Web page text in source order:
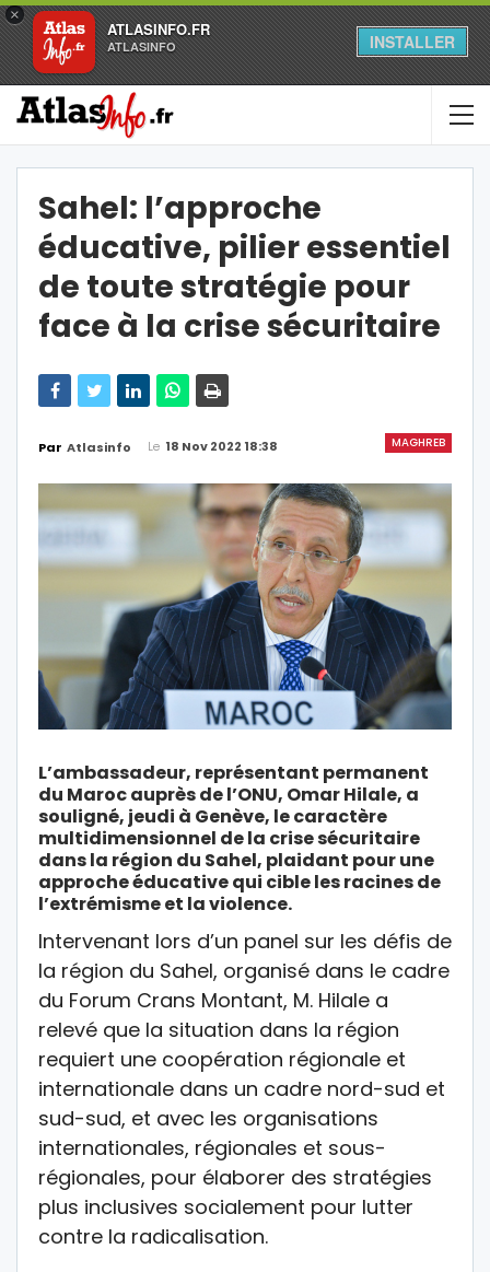
×
ATLASINFO.FR
ATLASINFO INSTALLER
Sahel: l’approche
éducative, pilier essentiel
de toute stratégie pour
face à la crise sécuritaire
MAGHREB
Par Atlasinfo Le 18 Nov 2022 18:38
L’ambassadeur, représentant permanent
du Maroc auprès de l’ONU, Omar Hilale, a
souligné, jeudi à Genève, le caractère
multidimensionnel de la crise sécuritaire
dans la région du Sahel, plaidant pour une
approche éducative qui cible les racines de
l’extrémisme et la violence.
Intervenant lors d’un panel sur les défis de
la région du Sahel, organisé dans le cadre
du Forum Crans Montant, M. Hilale a
relevé que la situation dans la région
requiert une coopération régionale et
internationale dans un cadre nord-sud et
sud-sud, et avec les organisations
internationales, régionales et sous-
régionales, pour élaborer des stratégies
plus inclusives socialement pour lutter
contre la radicalisation.